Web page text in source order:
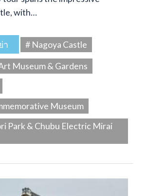
with…
า
# Nagoya Castle
Museum & Gardens
Museum
Park & Chubu Electric Mirai